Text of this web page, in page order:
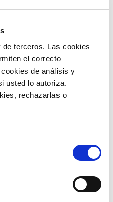
terceros. Las cookies
el correcto
de análisis y
usted lo autoriza.
rechazarlas o
aunque suene muy
que cuando estás
durante mucho tiempo
eso se recomienda
punto a lo lejos y